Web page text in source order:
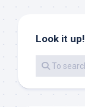
Look it up!